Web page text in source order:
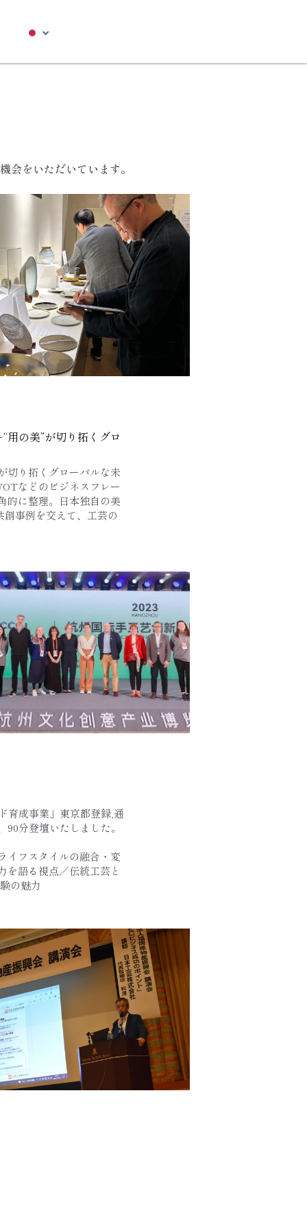
会をいただいています。
用の美”が切り拓くグロ
切り拓くグローバルな未
などのビジネスフレー
的に整理。日本独自の美
創事例を交えて、工芸の
育成事業」東京都登録,通
分登壇いたしました。
イフスタイルの融合・変
を語る視点／伝統工芸と
の魅力